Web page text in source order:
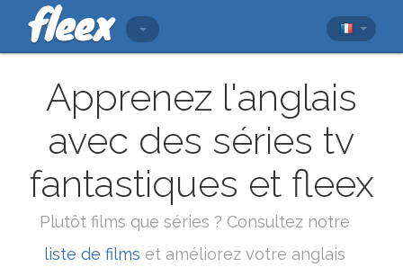
Apprenez l'anglais
avec des séries tv
fantastiques et fleex
Plutôt films que séries ? Consultez notre
liste de films et améliorez votre anglais